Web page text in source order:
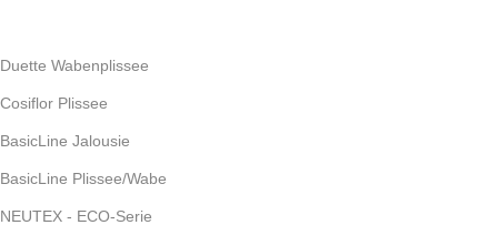
Duette Wabenplissee
Cosiflor Plissee
BasicLine Jalousie
BasicLine Plissee/Wabe
NEUTEX - ECO-Serie